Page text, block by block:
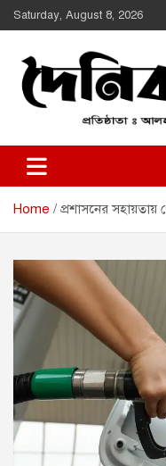
Skip
to
Saturday, August 8, 2026
Daily Shirin
Home প্রশাসনের সহায়তায়